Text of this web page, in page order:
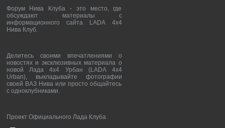
Форум Нива Клуба - это место, где
обсуждают материалы с
информационного сайта LADA 4x4
Нива Клуб.
Делитесь своими впечатлениями о
новостях и эксклюзивных материала о
новой Лада 4х4 Урбан (LADA 4x4
Urban), выкладывайте фотографии
своей ВАЗ Нива или просто общайтесь
с одноклубниками.
Проект Официального Лада Клуба